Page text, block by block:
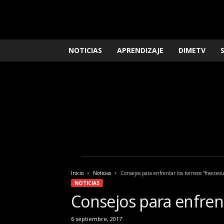
o
a
s
a
NOTICIAS APRENDIZAJE DIMETV
Inicio Noticias
Consejos para enfrentar los torneos
NOTICIAS
Consejos para
6 septiembre, 2017